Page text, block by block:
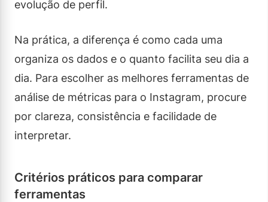
evolução de perfil.
Na prática, a diferença é como cada uma
organiza os dados e o quanto facilita seu dia a
dia. Para escolher as melhores ferramentas de
análise de métricas para o Instagram, procure
por clareza, consistência e facilidade de
interpretar.
Critérios práticos para comparar
ferramentas